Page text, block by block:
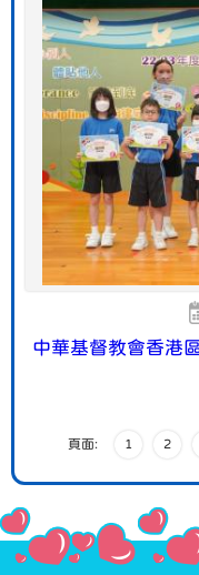
中華基督教會香港
頁面: 1 2